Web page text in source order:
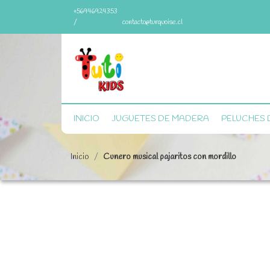
+56946924353
/
contacto@turquoise.cl
INICIO JUGUETES DE MADERA PELUCHES
Inicio Cunero musical pajaritos con mordillo